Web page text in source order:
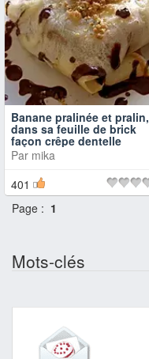
Banane pralinée et pralin,
dans sa feuille de brick
façon crêpe dentelle
Par mika
401
Page : 1
Mots-clés